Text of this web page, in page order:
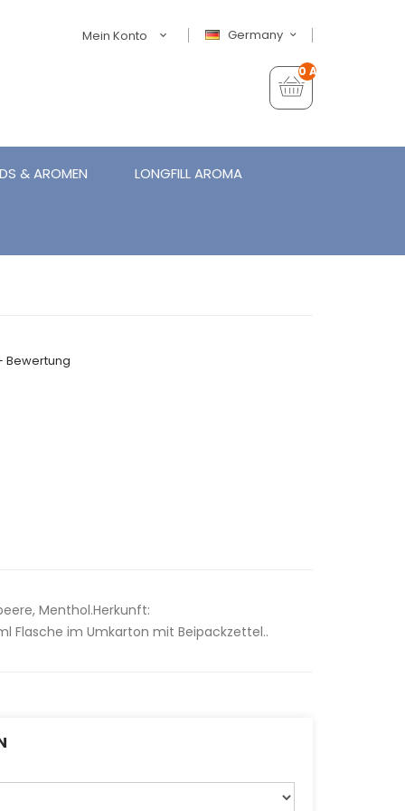
Germany
Mein Konto
0 Artikel - €0,00
& AROMEN LONGFILL AROMA
Bewertung
Menthol.Herkunft:
Flasche im Umkarton mit Beipackzettel..